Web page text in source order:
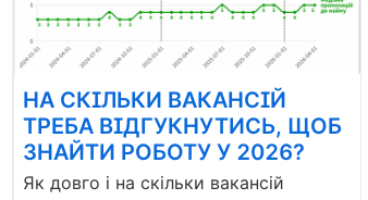
НА СКІЛЬКИ ВАКАНСІЙ
ТРЕБА ВІДГУКНУТИСЬ, ЩОБ
ЗНАЙТИ РОБОТУ У 2026?
Як довго і на скільки вакансій